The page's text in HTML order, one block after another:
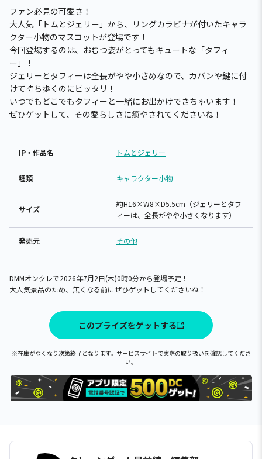
ファン必見の可愛さ！
大人気「トムとジェリー」から、リングカラビナが付いたキャラ
クター小物のマスコットが登場です！
今回登場するのは、おむつ姿がとってもキュートな「タフィ
ー」！
ジェリーとタフィーは全長がやや小さめなので、カバンや鍵に付
けて持ち歩くのにピッタリ！
いつでもどこでもタフィーと一緒にお出かけできちゃいます！
ぜひゲットして、その愛らしさに癒やされてくださいね！
IP・作品名 トムとジェリー
種類 キャラクター小物
サイズ
約H16×W8×D5.5cm（ジェリーとタフ
ィーは、全長がやや小さくなります）
発売元 その他
DMMオンクレで2026年7月2日(木)0時0分から登場予定！
大人気景品のため、無くなる前にぜひゲットしてくださいね！
このプライズをゲットする
※在庫がなくなり次第終了となります。サービスサイトで実際の取り扱いを確認してくださ
い。